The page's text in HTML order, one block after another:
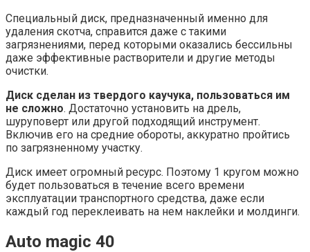
Специальный диск, предназначенный именно для
удаления скотча, справится даже с такими
загрязнениями, перед которыми оказались бессильны
даже эффективные растворители и другие методы
очистки.
Диск сделан из твердого каучука, пользоваться им
не сложно. Достаточно установить на дрель,
шуруповерт или другой подходящий инструмент.
Включив его на средние обороты, аккуратно пройтись
по загрязненному участку.
Диск имеет огромный ресурс. Поэтому 1 кругом можно
будет пользоваться в течение всего времени
эксплуатации транспортного средства, даже если
каждый год переклеивать на нем наклейки и молдинги.
Auto magic 40